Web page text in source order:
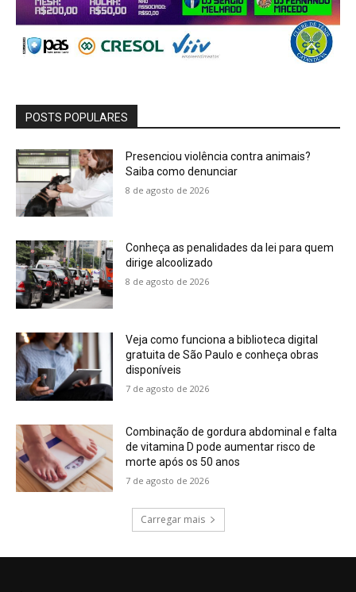
POSTS POPULARES
Presenciou violência contra animais?
Saiba como denunciar
8 de agosto de 2026
Conheça as penalidades da lei para quem
dirige alcoolizado
8 de agosto de 2026
Veja como funciona a biblioteca digital
gratuita de São Paulo e conheça obras
disponíveis
7 de agosto de 2026
Combinação de gordura abdominal e falta
de vitamina D pode aumentar risco de
morte após os 50 anos
7 de agosto de 2026
Carregar mais